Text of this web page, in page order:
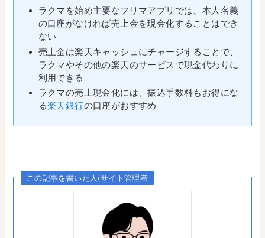
ラクマを始め主要なフリマアプリでは、本人名義
の口座がなければ売上金を現金化することはでき
ない
売上金は楽天キャッシュにチャージすることで、
ラクマやその他の楽天のサービスで現金代わりに
利用できる
ラクマの売上現金化には、振込手数料もお得にな
る楽天銀行の口座がおすすめ
この記事を書いた人/サイト管理者